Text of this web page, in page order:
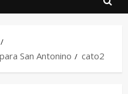
San Antonino
cato2